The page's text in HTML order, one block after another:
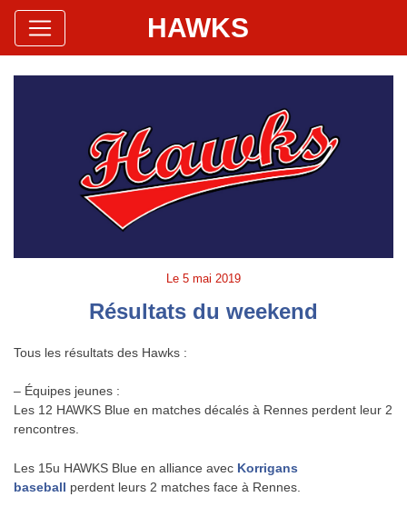
Hawks Baseball Softball
Site Officiel HAWKS
Le 5 mai 2019
Résultats du weekend
Tous les résultats des Hawks :
– Équipes jeunes :
Les 12 HAWKS Blue en matches décalés à Rennes perdent leur 2
rencontres.
Les 15u HAWKS Blue en alliance avec Korrigans
baseball perdent leurs 2 matches face à Rennes.